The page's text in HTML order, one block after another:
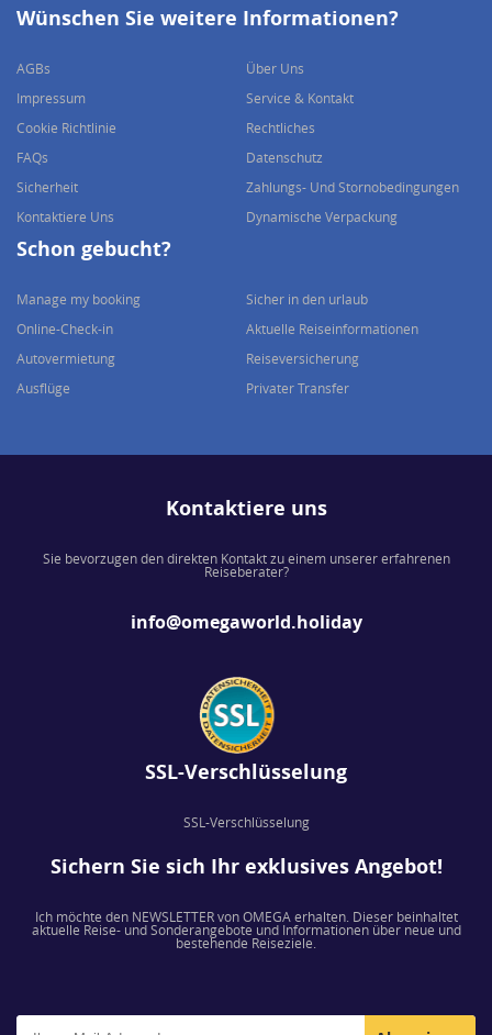
Wünschen Sie weitere Informationen?
AGBs
Über Uns
Impressum
Service & Kontakt
Cookie Richtlinie
Rechtliches
FAQs
Datenschutz
Sicherheit
Zahlungs- Und Stornobedingungen
Kontaktiere Uns
Dynamische Verpackung
Schon gebucht?
Manage my booking
Sicher in den urlaub
Online-Check-in
Aktuelle Reiseinformationen
Autovermietung
Reiseversicherung
Ausflüge
Privater Transfer
Kontaktiere uns
Sie bevorzugen den direkten Kontakt zu einem unserer erfahrenen
Reiseberater?
info@omegaworld.holiday
SSL-Verschlüsselung
SSL-Verschlüsselung
Sichern Sie sich Ihr exklusives Angebot!
Ich möchte den NEWSLETTER von OMEGA erhalten. Dieser beinhaltet
aktuelle Reise- und Sonderangebote und Informationen über neue und
bestehende Reiseziele.